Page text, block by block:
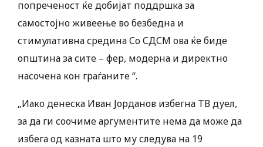
попреченост ќе добијат поддршка за
самостојно живеење во безбедна и
стимулативна средина Со СДСМ ова ќе биде
општина за сите – фер, модерна и директно
насочена кон граѓаните “.
„Иако денеска Иван Јорданов избегна ТВ дуел,
за да ги соочиме аргументите нема да може да
избега од казната што му следува на 19